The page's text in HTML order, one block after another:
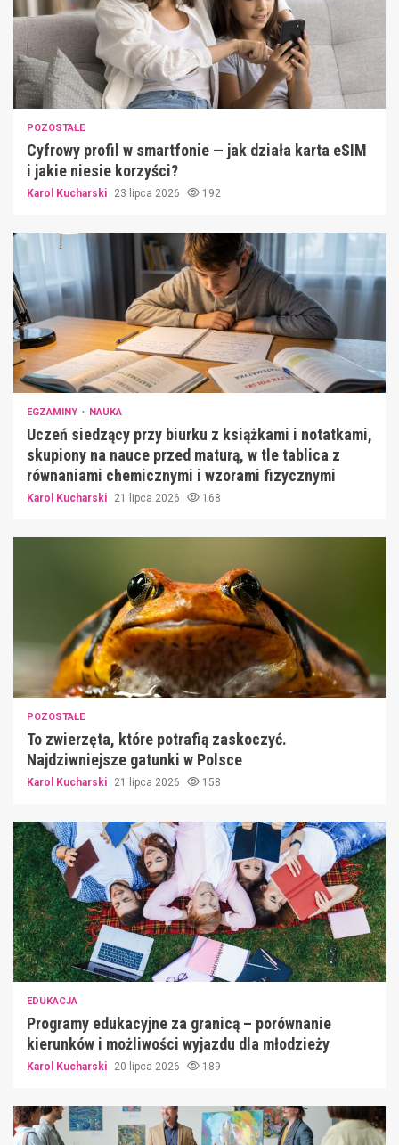
POZOSTAŁE
Cyfrowy profil w smartfonie — jak działa karta eSIM
i jakie niesie korzyści?
Karol Kucharski 23 lipca 2026 192
EGZAMINY NAUKA
Uczeń siedzący przy biurku z książkami i notatkami,
skupiony na nauce przed maturą, w tle tablica z
równaniami chemicznymi i wzorami fizycznymi
Karol Kucharski 21 lipca 2026 168
POZOSTAŁE
To zwierzęta, które potrafią zaskoczyć.
Najdziwniejsze gatunki w Polsce
Karol Kucharski 21 lipca 2026 158
EDUKACJA
Programy edukacyjne za granicą – porównanie
kierunków i możliwości wyjazdu dla młodzieży
Karol Kucharski 20 lipca 2026 189